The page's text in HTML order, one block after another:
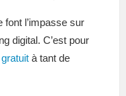
font l’impasse sur
digital. C’est pour
à tant de